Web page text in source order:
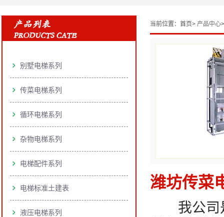
当前位置： 首页> 产品中心
潍坊传菜
我公司是
别墅电梯系列
传菜电梯系列
循环电梯系列
杂物电梯系列
电梯配件系列
电梯标准土建表
液压电梯系列